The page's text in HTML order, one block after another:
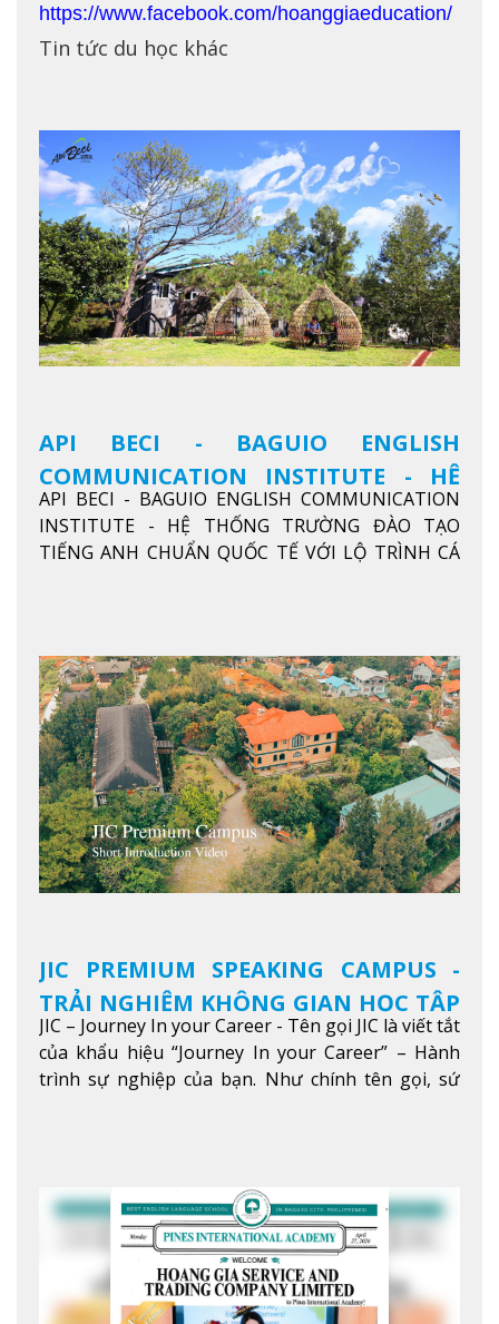
https://www.facebook.com/hoanggiaeducation/
Tin tức du học khác
API BECI - BAGUIO ENGLISH
COMMUNICATION INSTITUTE - HỆ
THỐNG TRƯỜNG ĐÀO TẠO TIẾNG
ANH CHUẨN QUỐC TẾ
API BECI - BAGUIO ENGLISH COMMUNICATION
INSTITUTE - HỆ THỐNG TRƯỜNG ĐÀO TẠO
TIẾNG ANH CHUẨN QUỐC TẾ VỚI LỘ TRÌNH CÁ
JIC PREMIUM SPEAKING CAMPUS -
TRẢI NGHIỆM KHÔNG GIAN HỌC TẬP
5 SAO TẠI BAGUIO
JIC – Journey In your Career - Tên gọi JIC là viết tắt
của khẩu hiệu “Journey In your Career” – Hành
trình sự nghiệp của bạn. Như chính tên gọi, sứ